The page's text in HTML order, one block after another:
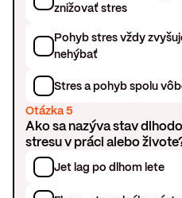
znižovať stres
Pohyb stres vždy
nehýbať
Stres a pohyb spolu
Otázka 5
Ako sa nazýva stav
stresu v práci alebo
Jet lag po dlhom lete